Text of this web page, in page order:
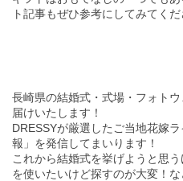
ト記事もぜひ参考にしてみてくだ
長崎県の結婚式・式場・フォト
届けいたします！
DRESSYが厳選したご当地花嫁
報」を発信してまいります！
これから結婚式を挙げようと思
を使いたいけど探すのが大変！な